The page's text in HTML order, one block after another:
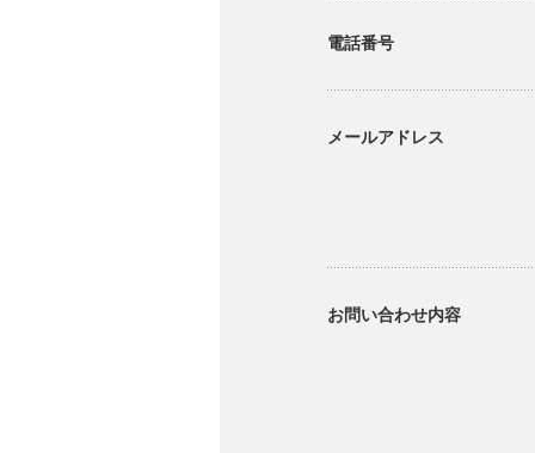
電話番号
メールアドレス
お問い合わせ内容